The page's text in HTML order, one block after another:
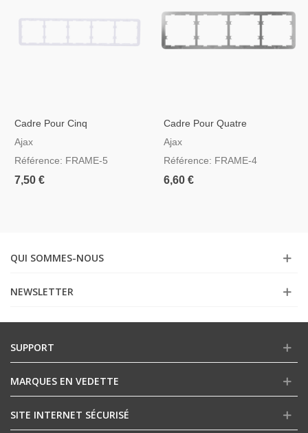
Cadre Pour Cinq
Interrupteurs
Ajax
Référence: FRAME-5
7,50 €
Cadre Pour Quatre
Interrupteurs
Ajax
Référence: FRAME-4
6,60 €
QUI SOMMES-NOUS
NEWSLETTER
SUPPORT
MARQUES EN VEDETTE
SITE INTERNET SÉCURISÉ